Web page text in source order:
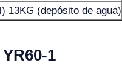
13KG (depósito de agua)
1